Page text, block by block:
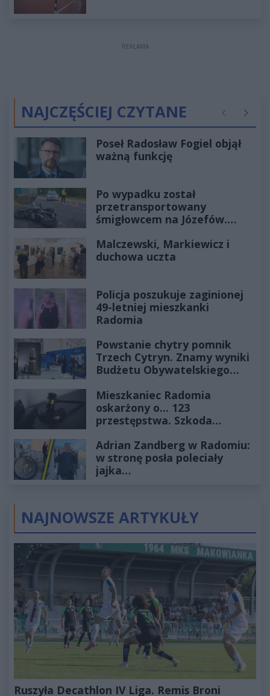
REKLAMA
NAJCZĘŚCIEJ CZYTANE Poprzednie
Poseł Radosław Fogiel objął
ważną funkcję
Po wypadku został
przetransportowany
śmigłowcem na Józefów.
Malczewski, Markiewicz i
duchowa uczta
Policja poszukuje zaginionej
49-letniej mieszkanki
Radomia
Powstanie chytry pomnik
Trzech Cytryn. Znamy wyniki
Budżetu Obywatelskiego
Mieszkaniec Radomia
oskarżony o... 123
przestępstwa. Szkoda
złotych
Adrian Zandberg w Radomiu:
w stronę posła poleciały
jajka…
NAJNOWSZE ARTYKUŁY
Ruszyła Decathlon IV Liga. Remis Broni